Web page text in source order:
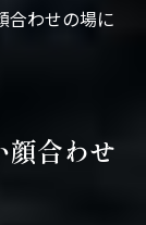
合わせの場に
顔合わせ